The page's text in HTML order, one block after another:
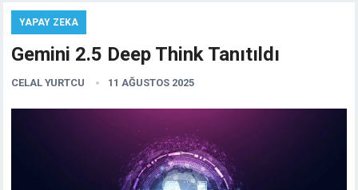
YAPAY ZEKA
Gemini 2.5 Deep Think Tanıtıldı
CELAL YURTCU 11 AĞUSTOS 2025